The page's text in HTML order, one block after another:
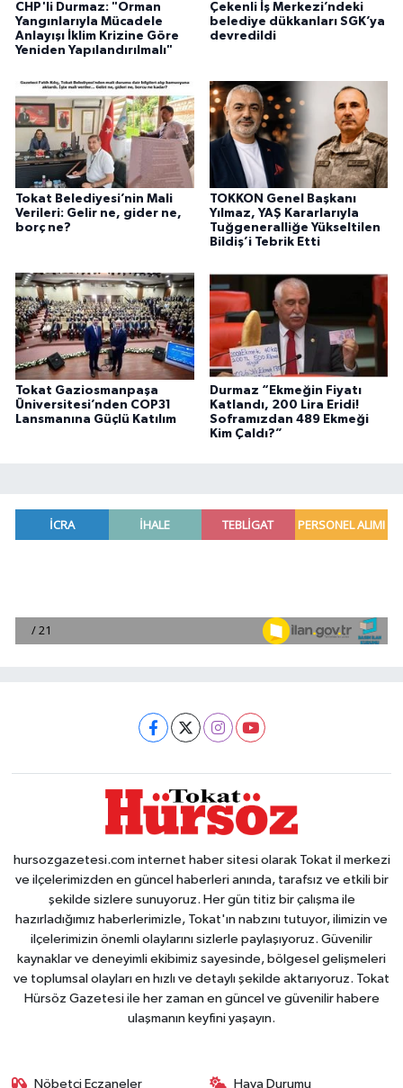
CHP'li Durmaz: "Orman
Yangınlarıyla Mücadele
Anlayışı İklim Krizine Göre
Yeniden Yapılandırılmalı"
Çekenli İş Merkezi’ndeki
belediye dükkanları SGK’ya
devredildi
Tokat Belediyesi’nin Mali
Verileri: Gelir ne, gider ne,
borç ne?
TOKKON Genel Başkanı
Yılmaz, YAŞ Kararlarıyla
Tuğgeneralliğe Yükseltilen
Bildiş’i Tebrik Etti
Tokat Gaziosmanpaşa
Üniversitesi’nden COP31
Lansmanına Güçlü Katılım
Durmaz “Ekmeğin Fiyatı
Katlandı, 200 Lira Eridi!
Soframızdan 489 Ekmeği
Kim Çaldı?”
hursozgazetesi.com internet haber sitesi olarak Tokat il merkezi
ve ilçelerimizden en güncel haberleri anında, tarafsız ve etkili bir
şekilde sizlere sunuyoruz. Her gün titiz bir çalışma ile
hazırladığımız haberlerimizle, Tokat'ın nabzını tutuyor, ilimizin ve
ilçelerimizin önemli olaylarını sizlerle paylaşıyoruz. Güvenilir
kaynaklar ve deneyimli ekibimiz sayesinde, bölgesel gelişmeleri
ve toplumsal olayları en hızlı ve detaylı şekilde aktarıyoruz. Tokat
Hürsöz Gazetesi ile her zaman en güncel ve güvenilir habere
ulaşmanın keyfini yaşayın.
Nöbetçi Eczaneler Hava Durumu